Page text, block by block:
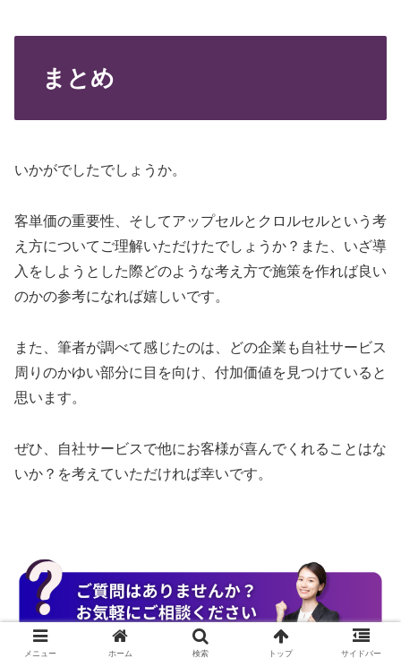
まとめ
いかがでしたでしょうか。
客単価の重要性、そしてアップセルとクロルセルという考
え方についてご理解いただけたでしょうか？また、いざ導
入をしようとした際どのような考え方で施策を作れば良い
のかの参考になれば嬉しいです。
また、筆者が調べて感じたのは、どの企業も自社サービス
周りのかゆい部分に目を向け、付加価値を見つけていると
思います。
ぜひ、自社サービスで他にお客様が喜んでくれることはな
いか？を考えていただければ幸いです。
メニュー ホーム 検索 トップ サイドバー